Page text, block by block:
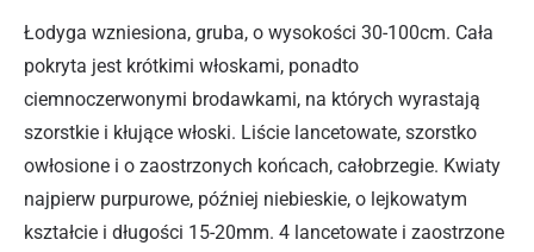
Łodyga wzniesiona, gruba, o wysokości 30-100cm. Cała
pokryta jest krótkimi włoskami, ponadto
ciemnoczerwonymi brodawkami, na których wyrastają
szorstkie i kłujące włoski. Liście lancetowate, szorstko
owłosione i o zaostrzonych końcach, całobrzegie. Kwiaty
najpierw purpurowe, później niebieskie, o lejkowatym
kształcie i długości 15-20mm. 4 lancetowate i zaostrzone